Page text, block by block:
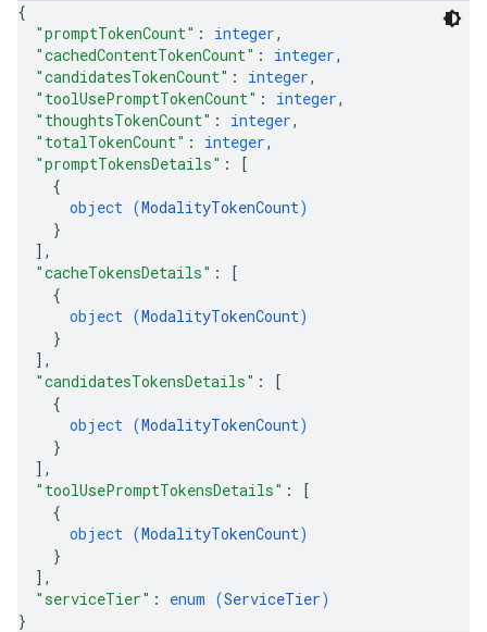
{
"promptTokenCount" : integer,
"cachedContentTokenCount" : integer,
"candidatesTokenCount" : integer,
"toolUsePromptTokenCount" : integer,
"thoughtsTokenCount" : integer,
"totalTokenCount" : integer,
"promptTokensDetails" :
[
{
object (ModalityTokenCount)
}
] ,
"cacheTokensDetails" :
[
{
object (ModalityTokenCount)
}
] ,
"candidatesTokensDetails" :
[
{
object (ModalityTokenCount)
}
] ,
"toolUsePromptTokensDetails" :
[
{
object (ModalityTokenCount)
}
] ,
"serviceTier" : enum (ServiceTier)
}